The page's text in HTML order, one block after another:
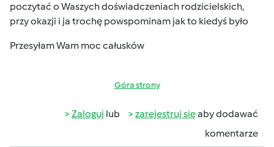
poczytać o Waszych doświadczeniach rodzicielskich,
przy okazji i ja trochę powspominam jak to kiedyś było
Przesyłam Wam moc całusków
Góra strony
Zaloguj lub zarejestruj sięaby dodawać
komentarze